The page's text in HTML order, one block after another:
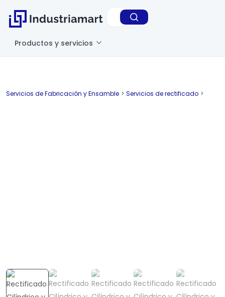
Productos y servicios
Servicios de Fabricación y Ensamble > Servicios de rectificado >